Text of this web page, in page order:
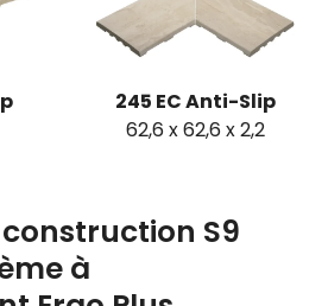
245 EC Anti-Slip
62,6 x 62,6 x 2,2
S9
à